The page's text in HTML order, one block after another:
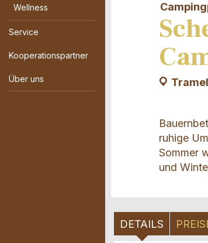
Wellness
Service
Kooperationspartner
Über uns
ruhige
Sommer
und
DETAILS